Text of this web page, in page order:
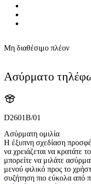
Μη διαθέσιμο πλέον
Ασύρματο
D2601B/01
Ασύρματη ομιλία
Η έξυπνη σχεδίαση
να χρειάζεται να κρατάτε
μπορείτε να μιλάτε
μενού φιλικό προς το
συζήτηση πιο εύκολα από